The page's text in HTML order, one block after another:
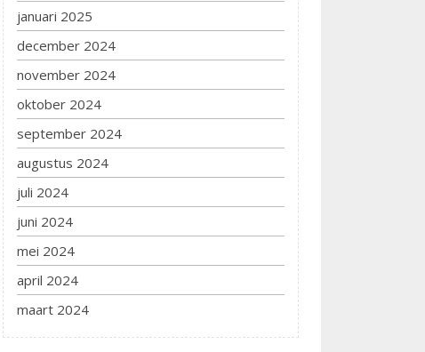
januari 2025
december 2024
november 2024
oktober 2024
september 2024
augustus 2024
juli 2024
juni 2024
mei 2024
april 2024
maart 2024